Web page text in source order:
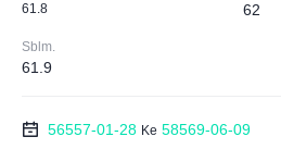
61.8
62
Sblm.
61.9
56557-01-28 Ke 58569-06-09